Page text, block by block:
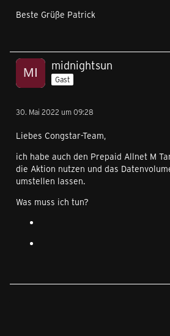
Beste Grüße Patrick
midnightsun
Gast
30. Mai 2022 um 09:28
Liebes Congstar-Team,
ich habe auch den Prepaid Allnet M
die Aktion nutzen und das
umstellen lassen.
Was muss ich tun?